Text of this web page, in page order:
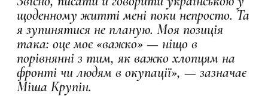
щоденному житті мені поки непросто. Та
я зупинятися не планую. Моя позиція
така: оце моє «важко» — ніщо в
порівнянні з тим, як важко хлопцям на
фронті чи людям в окупації», — зазначає
Міша Крупін.